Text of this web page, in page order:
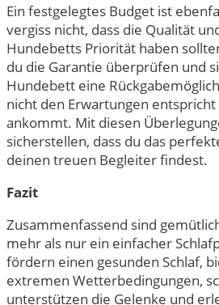
Ein festgelegtes Budget ist
vergiss nicht, dass die Qualität
Hundebetts Priorität haben
du die Garantie überprüfen und
Hundebett eine
nicht den Erwartungen
ankommt. Mit diesen
sicherstellen, dass du das
deinen treuen Begleiter findest.
Fazit
Zusammenfassend sind
mehr als nur ein einfacher
fördern einen gesunden Schlaf,
extremen Wetterbedingungen,
unterstützen die Gelenke und